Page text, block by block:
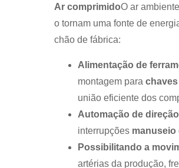
Ar comprimidoO ar
o tornam uma fonte de
chão de fábrica:
Alimentação de
montagem para
união eficiente dos
Automação de
interrupções manuseio
Possibilitando a
artérias da produção,